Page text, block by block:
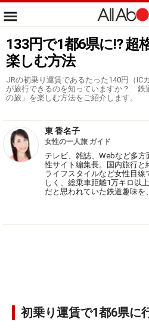
133円で1都6県に!? 超
楽しむ方法
JRの初乗り運賃であるたった140円（IC
が旅行できるのを知っていますか？ 鉄
の旅」を楽しむ方法をご紹介します。
東 香名子
女性の一人旅 ガイド
テレビ、雑誌、Webなど多
性サイト編集長。国内旅行と
ライフスタイルなど女性目
しく、総乗車距離1万キロ以
だと思われていた鉄道趣味を
初乗り運賃で1都6県に